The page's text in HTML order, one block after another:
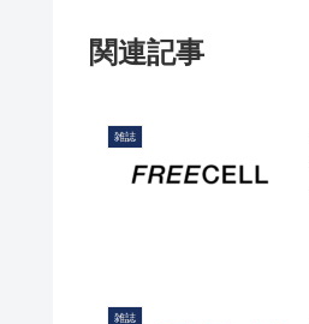
関連記事
雑誌
雑誌